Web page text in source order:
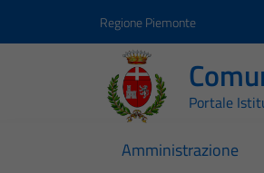
Regione Piemonte
Portale
Amministrazione